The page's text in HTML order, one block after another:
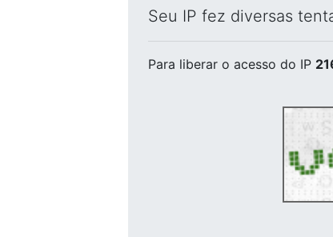
Seu IP fez diversas
Para liberar o acesso do IP